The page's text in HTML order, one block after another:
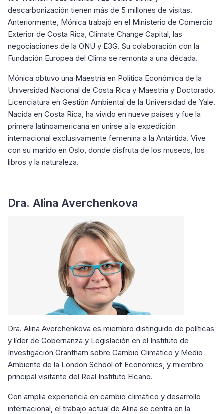
descarbonización tienen más de 5 millones de visitas.
Anteriormente, Mónica trabajó en el Ministerio de Comercio
Exterior de Costa Rica, Climate Change Capital, las
negociaciones de la ONU y E3G. Su colaboración con la
Fundación Europea del Clima se remonta a una década.
Mónica obtuvo una Maestría en Política Económica de la
Universidad Nacional de Costa Rica y Maestría y Doctorado.
Licenciatura en Gestión Ambiental de la Universidad de Yale.
Nacida en Costa Rica, ha vivido en nueve países y fue la
primera latinoamericana en unirse a la expedición
internacional exclusivamente femenina a la Antártida. Vive
con su marido en Oslo, donde disfruta de los museos, los
libros y la naturaleza.
Dra. Alina Averchenkova
Dra. Alina Averchenkova es miembro distinguido de políticas
y líder de Gobernanza y Legislación en el Instituto de
Investigación Grantham sobre Cambio Climático y Medio
Ambiente de la London School of Economics, y miembro
principal visitante del Real Instituto Elcano.
Con amplia experiencia en cambio climático y desarrollo
internacional, el trabajo actual de Alina se centra en la